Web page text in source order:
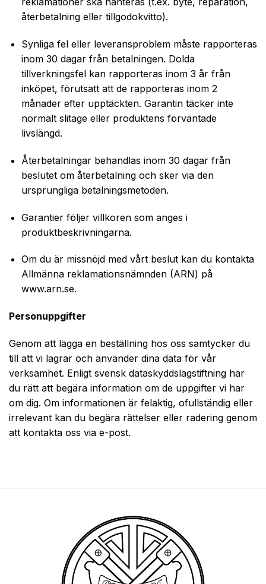
återbetalning eller tillgodokvitto).
Synliga fel eller leveransproblem måste rapporteras
inom 30 dagar från betalningen. Dolda
tillverkningsfel kan rapporteras inom 3 år från
inköpet, förutsatt att de rapporteras inom 2
månader efter upptäckten. Garantin täcker inte
normalt slitage eller produktens förväntade
livslängd.
Återbetalningar behandlas inom 30 dagar från
beslutet om återbetalning och sker via den
ursprungliga betalningsmetoden.
Garantier följer villkoren som anges i
produktbeskrivningarna.
Om du är missnöjd med vårt beslut kan du kontakta
Allmänna reklamationsnämnden (ARN) på
www.arn.se.
Personuppgifter
Genom att lägga en beställning hos oss samtycker du
till att vi lagrar och använder dina data för vår
verksamhet. Enligt svensk dataskyddslagstiftning har
du rätt att begära information om de uppgifter vi har
om dig. Om informationen är felaktig, ofullständig eller
irrelevant kan du begära rättelser eller radering genom
att kontakta oss via e-post.